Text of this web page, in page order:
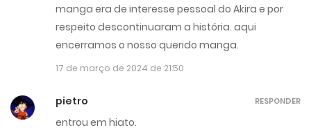
manga era de interesse pessoal do Akira e por
respeito descontinuaram a história. aqui
encerramos o nosso querido manga.
17 de março de 2024 de 21:50
pietro
entrou em hiato.
RESPONDER